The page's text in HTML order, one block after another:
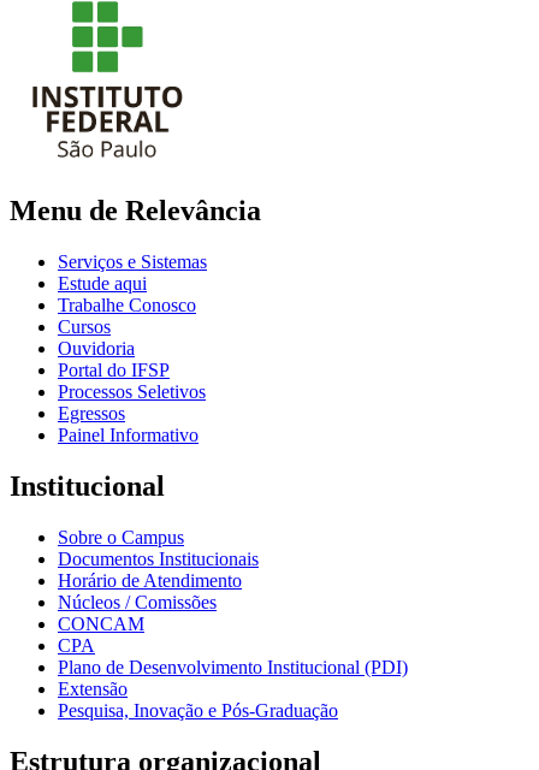
Menu de Relevância
Serviços e Sistemas
Estude aqui
Trabalhe Conosco
Cursos
Ouvidoria
Portal do IFSP
Processos Seletivos
Egressos
Painel Informativo
Institucional
Sobre o Campus
Documentos Institucionais
Horário de Atendimento
Núcleos / Comissões
CONCAM
CPA
Plano de Desenvolvimento Institucional (PDI)
Extensão
Pesquisa, Inovação e Pós-Graduação
Estrutura organizacional